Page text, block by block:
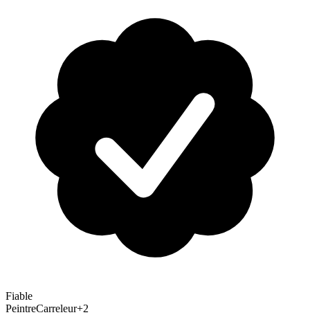
Fiable
PeintreCarreleur+2